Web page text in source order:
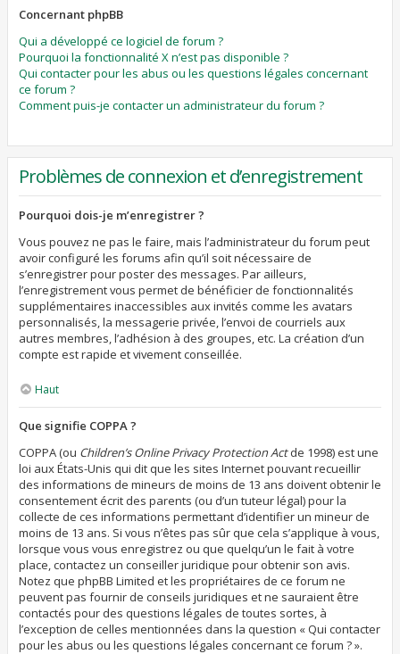
Concernant phpBB
Qui a développé ce logiciel de forum ?
Pourquoi la fonctionnalité X n’est pas disponible ?
Qui contacter pour les abus ou les questions légales concernant
ce forum ?
Comment puis-je contacter un administrateur du forum ?
Problèmes de connexion et d’enregistrement
Pourquoi dois-je m’enregistrer ?
Vous pouvez ne pas le faire, mais l’administrateur du forum peut
avoir configuré les forums afin qu’il soit nécessaire de
s’enregistrer pour poster des messages. Par ailleurs,
l’enregistrement vous permet de bénéficier de fonctionnalités
supplémentaires inaccessibles aux invités comme les avatars
personnalisés, la messagerie privée, l’envoi de courriels aux
autres membres, l’adhésion à des groupes, etc. La création d’un
compte est rapide et vivement conseillée.
Haut
Que signifie COPPA ?
COPPA (ou Children’s Online Privacy Protection Actde 1998) est une
loi aux États-Unis qui dit que les sites Internet pouvant recueillir
des informations de mineurs de moins de 13 ans doivent obtenir le
consentement écrit des parents (ou d’un tuteur légal) pour la
collecte de ces informations permettant d’identifier un mineur de
moins de 13 ans. Si vous n’êtes pas sûr que cela s’applique à vous,
lorsque vous vous enregistrez ou que quelqu’un le fait à votre
place, contactez un conseiller juridique pour obtenir son avis.
Notez que phpBB Limited et les propriétaires de ce forum ne
peuvent pas fournir de conseils juridiques et ne sauraient être
contactés pour des questions légales de toutes sortes, à
l’exception de celles mentionnées dans la question « Qui contacter
pour les abus ou les questions légales concernant ce forum ? ».